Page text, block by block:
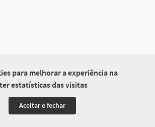
para melhorar a experiência na
estatísticas das visitas
Aceitar e fechar